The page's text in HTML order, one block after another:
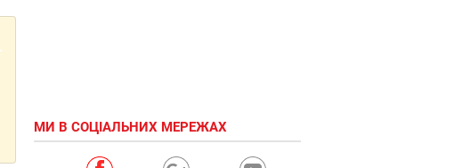
МИ В СОЦІАЛЬНИХ МЕРЕЖАХ